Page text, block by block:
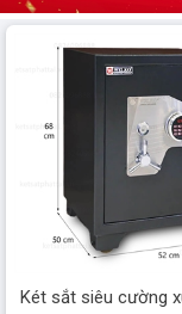
Két sắt siêu cường